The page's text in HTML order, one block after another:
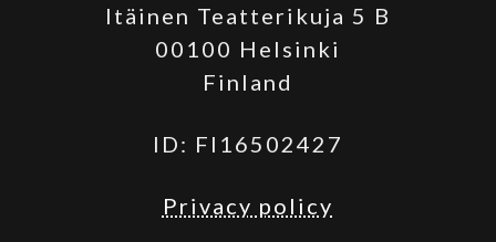
Itäinen Teatterikuja 5 B
00100 Helsinki
Finland
ID: FI16502427
Privacy policy